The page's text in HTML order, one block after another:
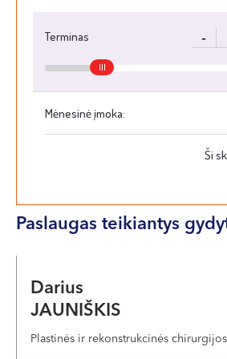
Paslaugas teikiantys
Darius
JAUNIŠKIS
Plastinės ir rekonstrukcinės